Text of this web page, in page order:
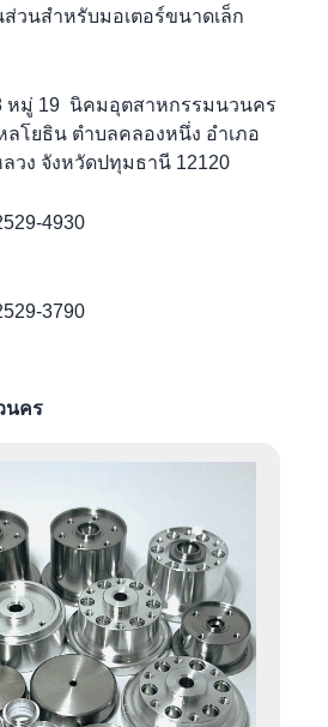
วนสำหรับมอเตอร์ขนาดเล็ก
หมู่ 19 นิคมอุตสาหกรรมนวนคร
โยธิน ตำบลคลองหนึ่ง อำเภอ
วง จังหวัดปทุมธานี 12120
4930
3790
นคร